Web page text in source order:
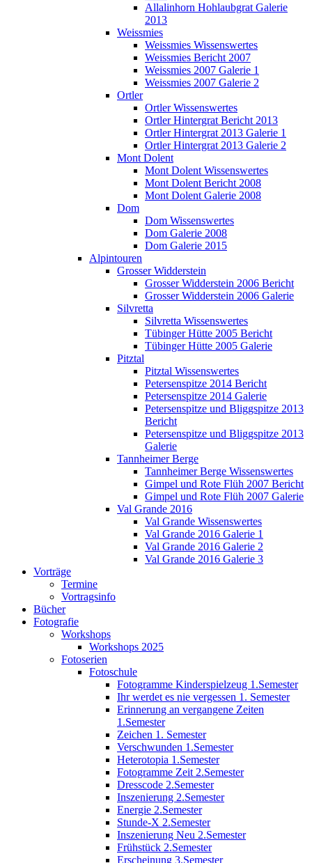
Allalinhorn Hohlaubgrat Galerie
2013
Weissmies
Weissmies Wissenswertes
Weissmies Bericht 2007
Weissmies 2007 Galerie 1
Weissmies 2007 Galerie 2
Ortler
Ortler Wissenswertes
Ortler Hintergrat Bericht 2013
Ortler Hintergrat 2013 Galerie 1
Ortler Hintergrat 2013 Galerie 2
Mont Dolent
Mont Dolent Wissenswertes
Mont Dolent Bericht 2008
Mont Dolent Galerie 2008
Dom
Dom Wissenswertes
Dom Galerie 2008
Dom Galerie 2015
Alpintouren
Grosser Widderstein
Grosser Widderstein 2006 Bericht
Grosser Widderstein 2006 Galerie
Silvretta
Silvretta Wissenswertes
Tübinger Hütte 2005 Bericht
Tübinger Hütte 2005 Galerie
Pitztal
Pitztal Wissenswertes
Petersenspitze 2014 Bericht
Petersenspitze 2014 Galerie
Petersenspitze und Bliggspitze 2013
Bericht
Petersenspitze und Bliggspitze 2013
Galerie
Tannheimer Berge
Tannheimer Berge Wissenswertes
Gimpel und Rote Flüh 2007 Bericht
Gimpel und Rote Flüh 2007 Galerie
Val Grande 2016
Val Grande Wissenswertes
Val Grande 2016 Galerie 1
Val Grande 2016 Galerie 2
Val Grande 2016 Galerie 3
Vorträge
Termine
Vortragsinfo
Bücher
Fotografie
Workshops
Workshops 2025
Fotoserien
Fotoschule
Fotogramme Kinderspielzeug 1.Semester
Ihr werdet es nie vergessen 1. Semester
Erinnerung an vergangene Zeiten
1.Semester
Zeichen 1. Semester
Verschwunden 1.Semester
Heterotopia 1.Semester
Fotogramme Zeit 2.Semester
Dresscode 2.Semester
Inszenierung 2.Semester
Energie 2.Semester
Stunde-X 2.Semester
Inszenierung Neu 2.Semester
Frühstück 2.Semester
Erscheinung 3.Semester